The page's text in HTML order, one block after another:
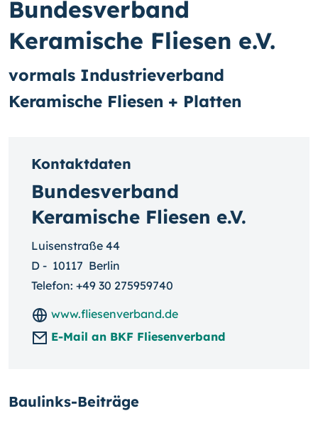
Bundesverband
Keramische Fliesen e.V.
vormals Industrieverband
Keramische Fliesen + Platten
Kontaktdaten
Bundesverband
Keramische Fliesen e.V.
Luisenstraße 44
D - 10117 Berlin
Telefon: +49 30 275959740
www.fliesenverband.de
E-Mail an BKF Fliesenverband
Baulinks-Beiträge